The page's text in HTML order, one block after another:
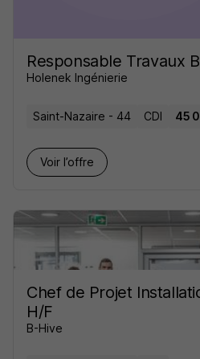
Responsable Travaux
Holenek Ingénierie
Saint-Nazaire - 44 CDI 45
Voir l’offre
Chef de Projet
H/F
B-Hive